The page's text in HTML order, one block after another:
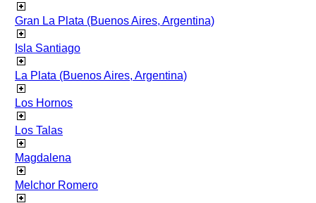
Gran La Plata (Buenos Aires, Argentina)
Isla Santiago
La Plata (Buenos Aires, Argentina)
Los Hornos
Los Talas
Magdalena
Melchor Romero